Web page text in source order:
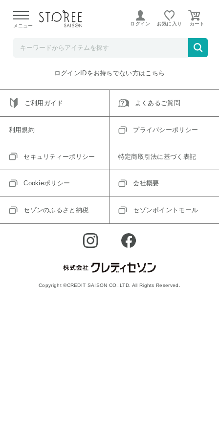
よる配送遅延が発生しております。
メニュー ログイン お気に入り
ご指定のアイテムは取り扱い終了、またはただいま取り扱い
トップへ戻る
ログインIDをお持ちでない方はこちら
ご利用ガイド よくあるご質問
利用規約 プライバシーポリシー
セキュリティーポリシー 特定商取引法に基づく表記
Cookieポリシー 会社概要
セゾンのふるさと納税 セゾンポイントモール
Copyright ©CREDIT SAISON CO.,LTD. All Rights Reserved.